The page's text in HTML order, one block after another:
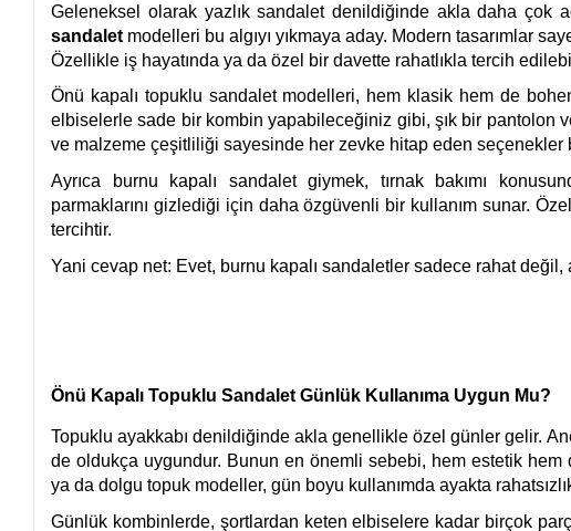
Geleneksel olarak yazlık sandalet denildiğinde akla daha çok
sandalet modelleri bu algıyı yıkmaya aday. Modern tasarımlar
Özellikle iş hayatında ya da özel bir davette rahatlıkla tercih
Önü kapalı topuklu sandalet modelleri, hem klasik hem de
elbiselerle sade bir kombin yapabileceğiniz gibi, şık bir
ve malzeme çeşitliliği sayesinde her zevke hitap eden seçenekler
Ayrıca burnu kapalı sandalet giymek, tırnak bakımı
parmaklarını gizlediği için daha özgüvenli bir kullanım sunar.
tercihtir.
Yani cevap net: Evet, burnu kapalı sandaletler sadece rahat değil,
Önü Kapalı Topuklu Sandalet Günlük Kullanıma Uygun Mu?
Topuklu ayakkabı denildiğinde akla genellikle özel günler gelir.
de oldukça uygundur. Bunun en önemli sebebi, hem estetik hem
ya da dolgu topuk modeller, gün boyu kullanımda ayakta
Günlük kombinlerde, şortlardan keten elbiselere kadar birçok